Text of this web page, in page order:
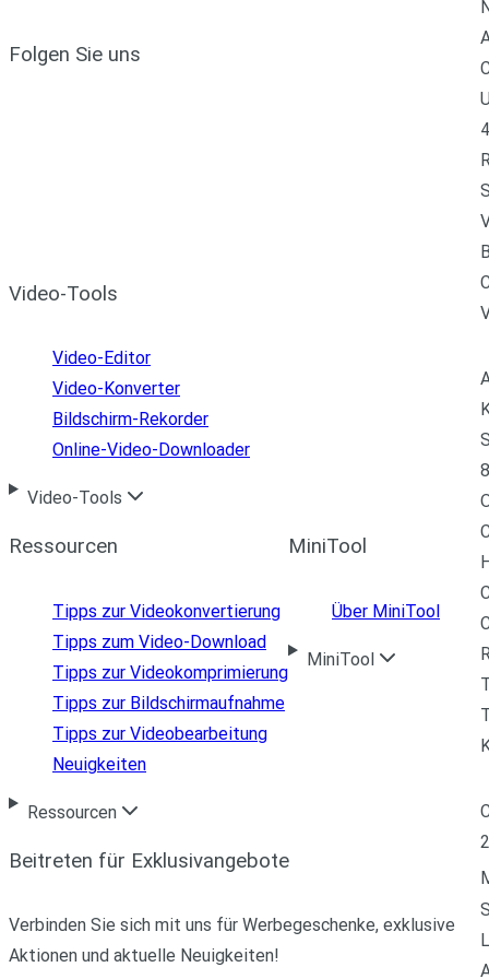
Folgen Sie uns
Video-Tools
Video-Editor
Video-Konverter
Bildschirm-Rekorder
Online-Video-Downloader
Video-Tools
Ressourcen
Tipps zur Videokonvertierung
Tipps zum Video-Download
Tipps zur Videokomprimierung
Tipps zur Bildschirmaufnahme
Tipps zur Videobearbeitung
Neuigkeiten
Ressourcen
MiniTool
Über MiniTool
MiniTool
Beitreten für Exklusivangebote
Verbinden Sie sich mit uns für Werbegeschenke, exklusive
Aktionen und aktuelle Neuigkeiten!